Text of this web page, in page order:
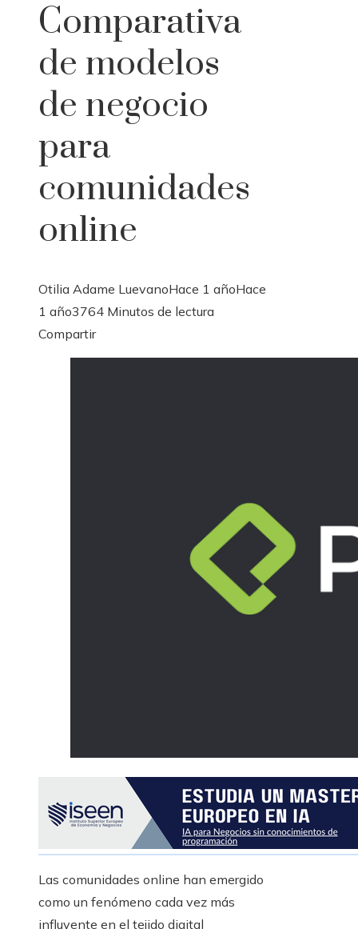
Comparativa
de modelos
de negocio
para
comunidades
online
Otilia Adame LuevanoHace 1 añoHace
1 año3764 Minutos de lectura
Facebook
Twitter
LinkedIn
Pinterest
Stumbleupon
Email
Compartir
Las comunidades online han emergido
como un fenómeno cada vez más
influyente en el tejido digital